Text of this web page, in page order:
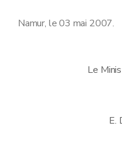
Namur, le 03 mai 2007.
Le
E.